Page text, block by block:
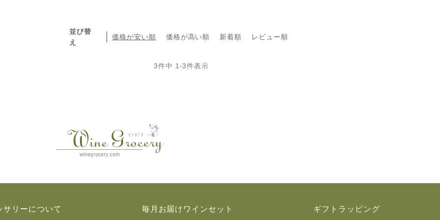
並び替
え
価格が安い順 価格が高い順 新着順 レビュー順
3件中 1 -3件表示
サリーについて 毎月お届けワインセット ギフトラッピング